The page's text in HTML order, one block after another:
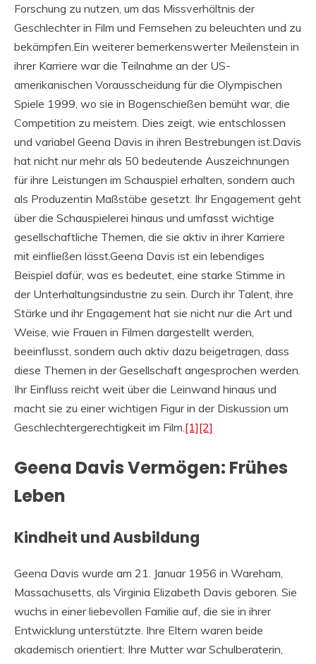
Forschung zu nutzen, um das Missverhältnis der
Geschlechter in Film und Fernsehen zu beleuchten und zu
bekämpfen.Ein weiterer bemerkenswerter Meilenstein in
ihrer Karriere war die Teilnahme an der US-
amerikanischen Vorausscheidung für die Olympischen
Spiele 1999, wo sie in Bogenschießen bemüht war, die
Competition zu meistern. Dies zeigt, wie entschlossen
und variabel Geena Davis in ihren Bestrebungen ist.Davis
hat nicht nur mehr als 50 bedeutende Auszeichnungen
für ihre Leistungen im Schauspiel erhalten, sondern auch
als Produzentin Maßstäbe gesetzt. Ihr Engagement geht
über die Schauspielerei hinaus und umfasst wichtige
gesellschaftliche Themen, die sie aktiv in ihrer Karriere
mit einfließen lässt.Geena Davis ist ein lebendiges
Beispiel dafür, was es bedeutet, eine starke Stimme in
der Unterhaltungsindustrie zu sein. Durch ihr Talent, ihre
Stärke und ihr Engagement hat sie nicht nur die Art und
Weise, wie Frauen in Filmen dargestellt werden,
beeinflusst, sondern auch aktiv dazu beigetragen, dass
diese Themen in der Gesellschaft angesprochen werden.
Ihr Einfluss reicht weit über die Leinwand hinaus und
macht sie zu einer wichtigen Figur in der Diskussion um
Geschlechtergerechtigkeit im Film. [1][2]
Geena Davis Vermögen: Frühes
Leben
Kindheit und Ausbildung
Geena Davis wurde am 21. Januar 1956 in Wareham,
Massachusetts, als Virginia Elizabeth Davis geboren. Sie
wuchs in einer liebevollen Familie auf, die sie in ihrer
Entwicklung unterstützte. Ihre Eltern waren beide
akademisch orientiert: Ihre Mutter war Schulberaterin,